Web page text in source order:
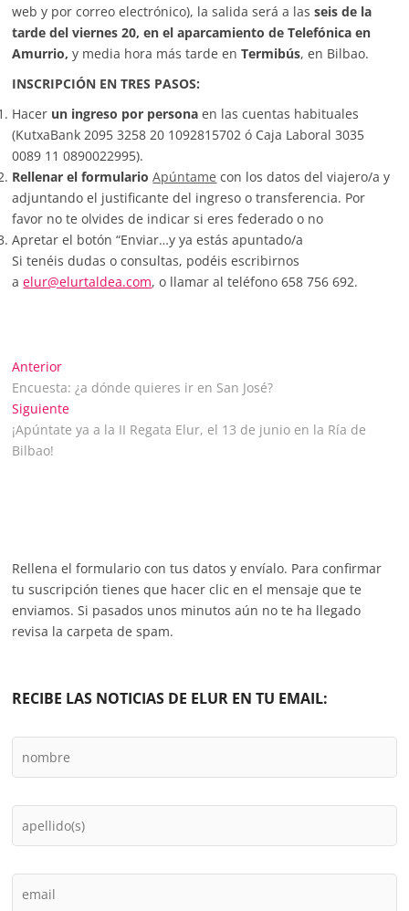
web y por correo electrónico), la salida será a lasseis de la
tarde del viernes 20, en el aparcamiento de Telefónica en
Amurrio, y media hora más tarde enTermibús, en Bilbao.
INSCRIPCIÓN EN TRES PASOS:
Hacer un ingreso por persona en las cuentas habituales
(KutxaBank 2095 3258 20 1092815702 ó Caja Laboral 3035
0089 11 0890022995).
Rellenar el formulario Apúntame con los datos del viajero/a y
adjuntando el justificante del ingreso o transferencia. Por
favor no te olvides de indicar si eres federado o no
Apretar el botón “Enviar…y ya estás apuntado/a
Si tenéis dudas o consultas, podéis escribirnos
aelur@elurtaldea.com, o llamar al teléfono 658 756 692.
Navegación
de
entradas
AnteriorEntrada
anterior:
Encuesta: ¿a dónde quieres ir en San José?
SiguienteEntrada
siguiente:
¡Apúntate ya a la II Regata Elur, el 13 de junio en la Ría de
Bilbao!
Rellena el formulario con tus datos y envíalo. Para confirmar
tu suscripción tienes que hacer clic en el mensaje que te
enviamos. Si pasados unos minutos aún no te ha llegado
revisa la carpeta de spam.
RECIBE LAS NOTICIAS DE ELUR EN TU EMAIL: